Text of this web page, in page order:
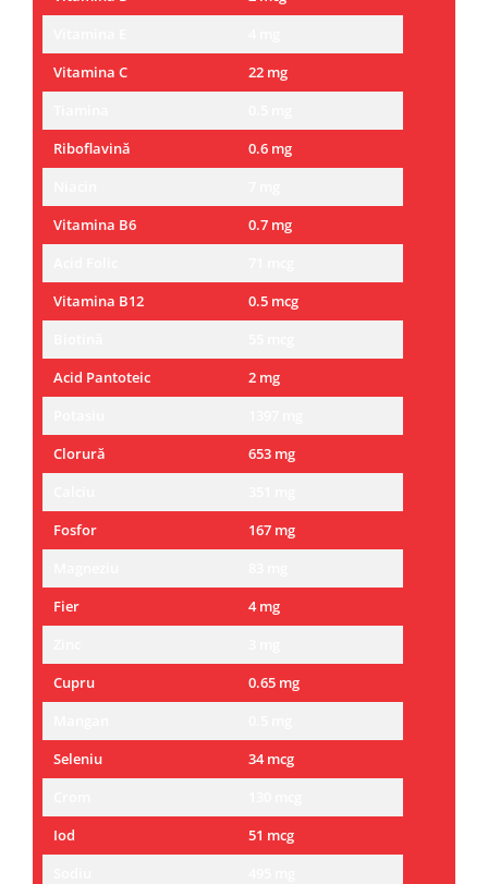
Vitamina C
22 mg
Riboflavină
0.6 mg
Vitamina B6
0.7 mg
Vitamina B12
0.5 mcg
Acid Pantoteic
2 mg
Clorură
653 mg
Fosfor
167 mg
Fier
4 mg
Cupru
0.65 mg
Seleniu
34 mcg
Iod
51 mcg